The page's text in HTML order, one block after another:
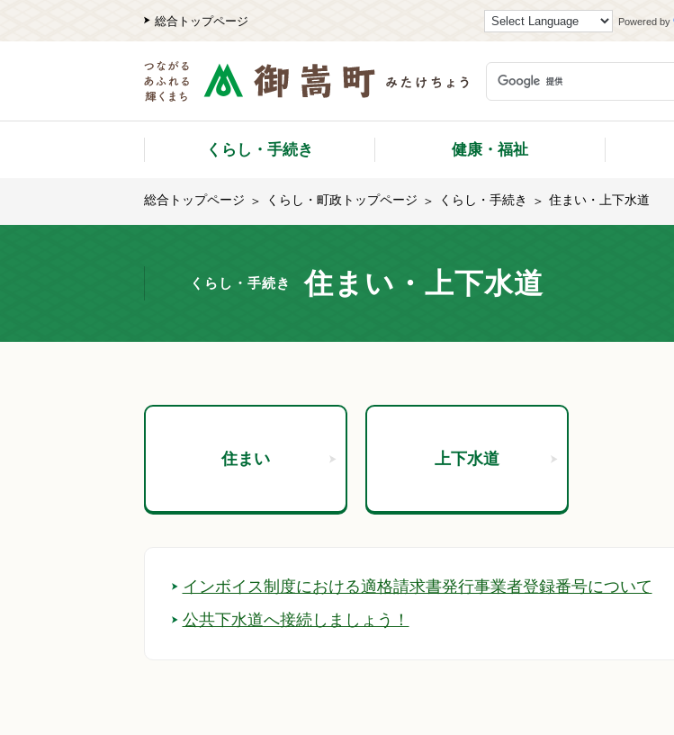
総合トップページ Powered by
くらし・手続き 健康・福祉
総合トップページ くらし・町政トップページ くらし・手続き 住まい・上下水道
くらし・手続き 住まい・上下水道
住まい 上下水道
インボイス制度における適格請求書発行事業者登録番号について
公共下水道へ接続しましょう！